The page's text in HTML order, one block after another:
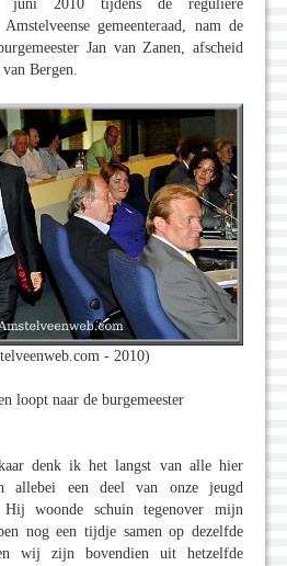
juni 2010 tijdens de reguliere
gemeenteraad, nam de
Jan van Zanen, afscheid
Bergen.
- 2010)
loopt naar de burgemeester
denk ik het langst van alle hier
allebei een deel van onze jeugd
woonde schuin tegenover mijn
nog een tijdje samen op dezelfde
wij zijn bovendien uit hetzelfde